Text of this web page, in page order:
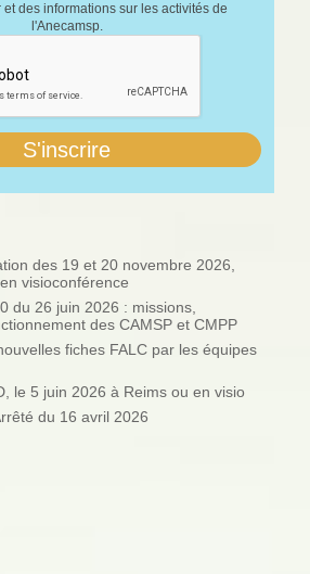
des informations sur les activités de
l'Anecamsp.
des 19 et 20 novembre 2026,
visioconférence
du 26 juin 2026 : missions,
des CAMSP et CMPP
fiches FALC par les équipes
le 5 juin 2026 à Reims ou en visio
du 16 avril 2026